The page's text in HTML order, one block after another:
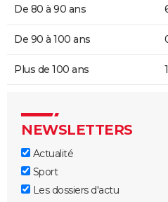
De 80 à 90 ans
De 90 à 100 ans
Plus de 100 ans 1
NEWSLETTERS
Actualité
Sport
Les dossiers d'actu